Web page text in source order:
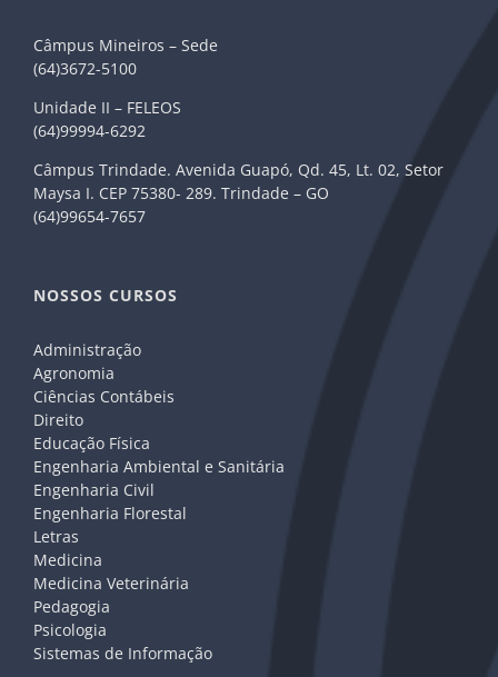
Câmpus Mineiros – Sede
(64)3672-5100
Unidade II – FELEOS
(64)99994-6292
Câmpus Trindade. Avenida Guapó, Qd. 45, Lt. 02, Setor
Maysa I. CEP 75380- 289. Trindade – GO
(64)99654-7657
NOSSOS CURSOS
Administração
Agronomia
Ciências Contábeis
Direito
Educação Física
Engenharia Ambiental e Sanitária
Engenharia Civil
Engenharia Florestal
Letras
Medicina
Medicina Veterinária
Pedagogia
Psicologia
Sistemas de Informação